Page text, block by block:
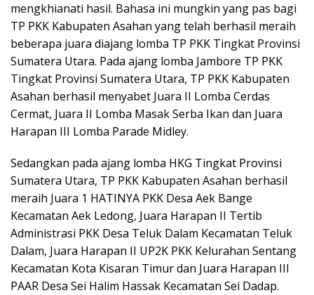
mengkhianati hasil. Bahasa ini mungkin yang pas bagi
TP PKK Kabupaten Asahan yang telah berhasil meraih
beberapa juara diajang lomba TP PKK Tingkat Provinsi
Sumatera Utara. Pada ajang lomba Jambore TP PKK
Tingkat Provinsi Sumatera Utara, TP PKK Kabupaten
Asahan berhasil menyabet Juara II Lomba Cerdas
Cermat, Juara II Lomba Masak Serba Ikan dan Juara
Harapan III Lomba Parade Midley.
Sedangkan pada ajang lomba HKG Tingkat Provinsi
Sumatera Utara, TP PKK Kabupaten Asahan berhasil
meraih Juara 1 HATINYA PKK Desa Aek Bange
Kecamatan Aek Ledong, Juara Harapan II Tertib
Administrasi PKK Desa Teluk Dalam Kecamatan Teluk
Dalam, Juara Harapan II UP2K PKK Kelurahan Sentang
Kecamatan Kota Kisaran Timur dan Juara Harapan III
PAAR Desa Sei Halim Hassak Kecamatan Sei Dadap.